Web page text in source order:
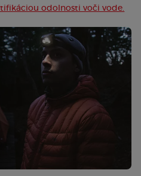
odolnosti voči vode.